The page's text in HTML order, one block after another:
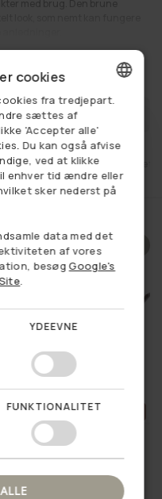
med brug. Den brune
ER PÅ LAGER
over 749,- 14 dages
SUMMER SALE
Clutch Naja - Brown
499,00 kr 899,00 kr
DANISH
GERMAN
NORWEGIAN
SWEDISH
cookies
fra tredjepart.
sættes af
'Accepter alle'
Du kan også afvise
ved at klikke
enhver tid ændre eller
sker nederst på
data med det
af vores
besøg Google's
.
YDEEVNE
FUNKTIONALITET
hemmelig
køb?
up